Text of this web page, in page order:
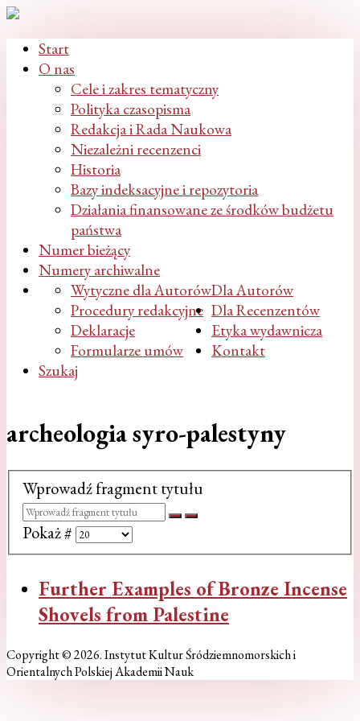
Start
O nas
Cele i zakres tematyczny
Polityka czasopisma
Redakcja i Rada Naukowa
Niezależni recenzenci
Historia
Bazy indeksacyjne i repozytoria
Działania finansowane ze środków budżetu
państwa
Numer bieżący
Numery archiwalne
Dla Autorów
Wytyczne dla Autorów
Procedury redakcyjne
Deklaracje
Formularze umów
Dla Recenzentów
Etyka wydawnicza
Kontakt
Szukaj
archeologia syro-palestyny
Wprowadź fragment tytułu
Pokaż #
Further Examples of Bronze Incense
Shovels from Palestine
Copyright © 2026. Instytut Kultur Śródziemnomorskich i
Orientalnych Polskiej Akademii Nauk